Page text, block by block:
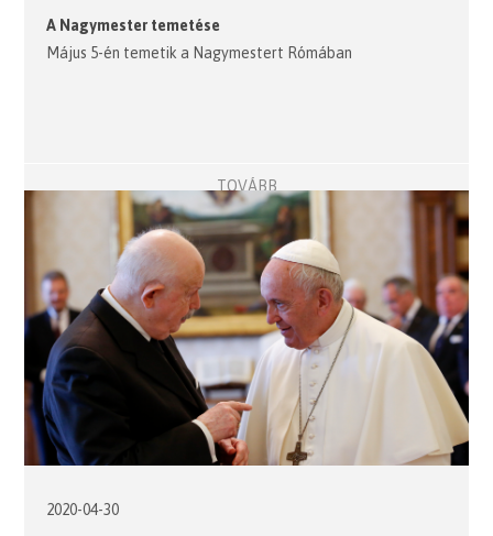
A Nagymester temetése
Május 5-én temetik a Nagymestert Rómában
TOVÁBB
2020-04-30